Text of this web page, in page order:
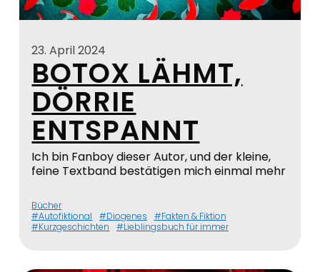
23. April 2024
BOTOX LÄHMT,
DÖRRIE
ENTSPANNT
Ich bin Fanboy dieser Autor, und der kleine,
feine Textband bestätigen mich einmal mehr
Bücher
Autofiktional
Diogenes
Fakten & Fiktion
Kurzgeschichten
Lieblingsbuch für immer